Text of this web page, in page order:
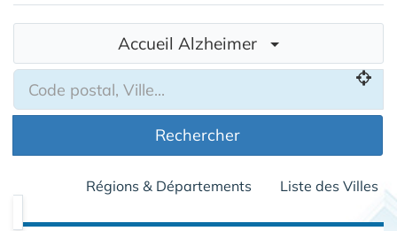
Accueil Alzheimer
Rechercher
Régions & Départements Liste des Villes